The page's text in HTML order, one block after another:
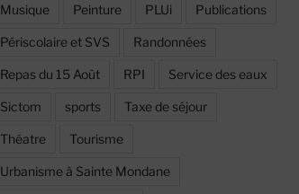
Musique Peinture PLUi Publications
Périscolaire et SVS Randonnées
Repas du 15 Août RPI Service des eaux
Sictom sports Taxe de séjour
Théatre Tourisme
Urbanisme à Sainte Mondane